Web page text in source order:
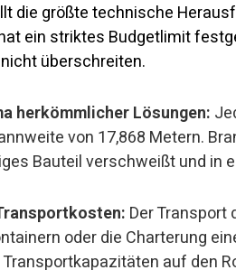
die größte technische
ein striktes Budgetlimit
überschreiten.
herkömmlicher Lösungen:
von 17,868 Metern.
Bauteil verschweißt und in
Der Transport
oder die Charterung
auf den